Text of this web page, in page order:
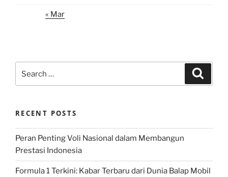
« Mar
for:
RECENT POSTS
Peran Penting Voli Nasional dalam Membangun
Prestasi Indonesia
Formula 1 Terkini: Kabar Terbaru dari Dunia Balap Mobil